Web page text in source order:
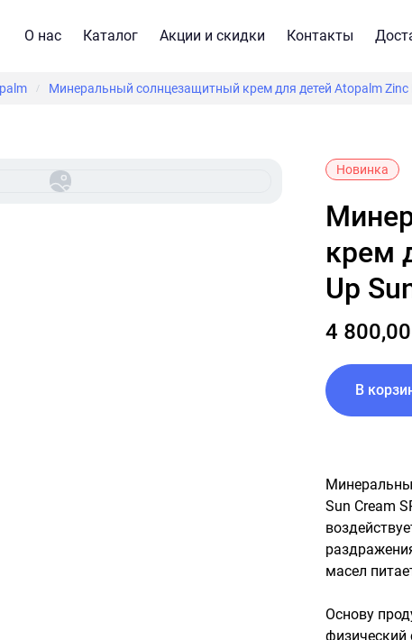
О нас Каталог Акции и скидки Контакты
/ Минеральный солнцезащитный крем для детей Atopalm Zinc
Новинка
Минеральный солнцезащитный
крем
Up
4
В
Sun Cream
масел
Основу
физический